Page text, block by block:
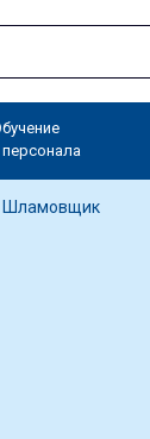
Шламовщик